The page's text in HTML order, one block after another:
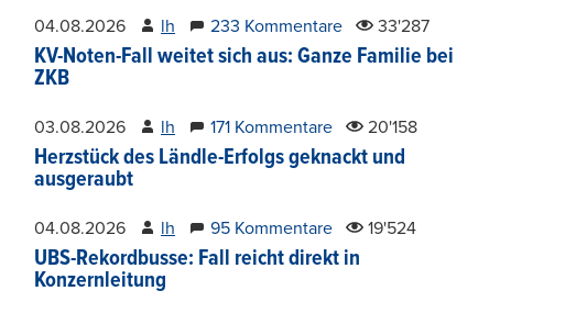
04.08.2026 lh 233 Kommentare 33'287
KV-Noten-Fall weitet sich aus: Ganze Familie bei
ZKB
03.08.2026 lh 171 Kommentare 20'158
Herzstück des Ländle-Erfolgs geknackt und
ausgeraubt
04.08.2026 lh 95 Kommentare 19'524
UBS-Rekordbusse: Fall reicht direkt in
Konzernleitung